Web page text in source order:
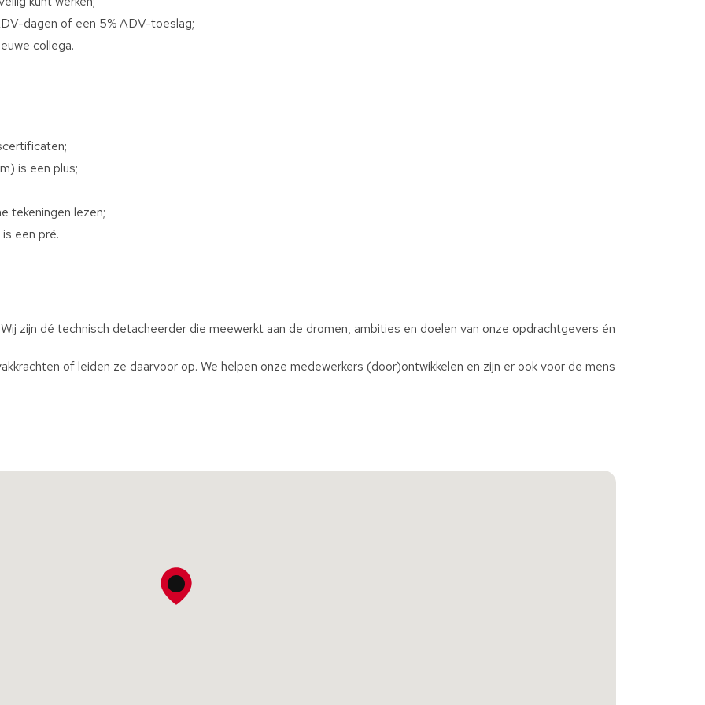
dagen of een 5% ADV-toeslag;
collega.
is een plus;
tekeningen lezen;
een pré.
zijn dé technisch detacheerder die meewerkt aan de dromen, ambities en doelen van onze opdrachtgevers én
of leiden ze daarvoor op. We helpen onze medewerkers (door)ontwikkelen en zijn er ook voor de mens